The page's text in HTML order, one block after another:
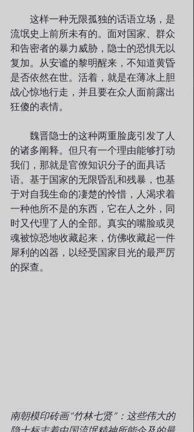
这样一种无限孤独的话语立场，是
流氓史上前所未有的。面对国家、群众
和告密者的暴力威胁，隐士的恐惧无以
复加。从安谧的黎明醒来，不知道黄昏
是否依然在世。活着，就是在薄冰上胆
战心惊地行走，并且要在众人面前露出
狂傻的表情。
的诸多阐释。但只有一个理由能够打动
我们，那就是官僚知识分子的面具话
语。基于国家的无限昏乱和残暴，也基
于对自我生命的凄楚的怜惜，人渴求着
一种他所不是的东西，它在人之外，同
时又代理了人的全部。真实的嘴脸或灵
魂被惊恐地收藏起来，仿佛收藏起一件
犀利的凶器，以经受国家目光的最严厉
的探查。
南朝模印砖画“竹林七贤”：这些伟大的